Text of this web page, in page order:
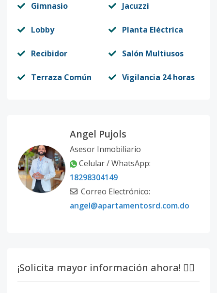
Gimnasio Jacuzzi
Lobby Planta Eléctrica
Recibidor Salón Multiusos
Terraza Común Vigilancia 24 horas
Angel Pujols
Asesor Inmobiliario
Celular / WhatsApp:
18298304149
Correo Electrónico:
angel@apartamentosrd.com.do
¡Solicita mayor información ahora! 👇🏽